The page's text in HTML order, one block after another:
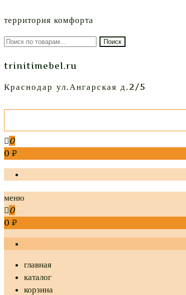
территория комфорта
Искать: Поиск
trinitimebel.ru
Краснодар ул.Ангарская д.2/5
0
0 ₽
меню
0
0 ₽
главная
каталог
корзина